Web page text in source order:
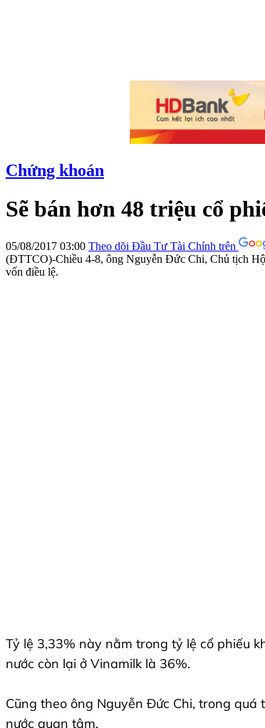
Chứng khoán
Sẽ bán hơn 48 triệu cổ
05/08/2017 03:00 Theo dõi Đầu Tư Tài Chính trên
(ĐTTCO)-Chiều 4-8, ông Nguyễn Đức Chi, Chủ tịch
vốn điều lệ.
Tỷ lệ 3,33% này nằm trong tỷ lệ cổ phiếu
nước còn lại ở Vinamilk là 36%.
Cũng theo ông Nguyễn Đức Chi, trong
nước quan tâm.